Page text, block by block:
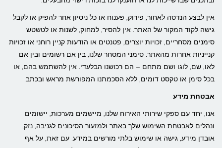
אין לבצע הנדסה לאחור, פירוק, פענוח או כל ניסיון אחר להפיק או לקבל
גישה לקוד המקור של האתר. אין להסיר, למחוק, לשנות או לטשטש
סימנים מסחריים, זכויות יוצרים, פטנטים או הודעות קניין רוחני או זכויות
קנייניות אחרות מהאתר. סימני המסחר שלנו, בין אם רשומים ובין אם
לאו, שם, לוגו ושם מתחם – הם רכושנו הבלעדי. אין להשתמש בהם, או
בכל סימן או טקסט דומים, ללא הסכמתנו המפורשת מראש ובכתב.
אבטחת מידע
אנו, יחד עם ספקי שירותי האירוח שלנו, מיישמים מערכות, יישומים
ונהלים לאבטחת השימוש שלך באתר ולמזעור הסיכונים לגניבה, נזק,
אובדן מידע, גישה או שימוש בלתי מורשים במידע. עם זאת, על אף